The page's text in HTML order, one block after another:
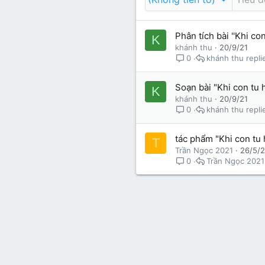
K Phân tích bài ''Khi
khánh thu
20/9/21
0
khánh thu
K Soạn bài "Khi con tu
khánh thu
20/9/21
0
khánh thu
T tác phẩm "Khi con tu
Trần Ngọc 2021
26/5/
0
Trần Ngọc 2021